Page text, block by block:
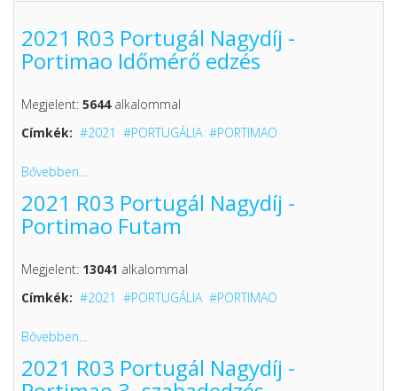
2021 R03 Portugál Nagydíj -
Portimao Időmérő edzés
Megjelent: 5644alkalommal
Címkék:
2021 PORTUGÁLIA PORTIMAO
Bővebben...
2021 R03 Portugál Nagydíj -
Portimao Futam
Megjelent: 13041 alkalommal
Címkék:
2021 PORTUGÁLIA PORTIMAO
Bővebben...
2021 R03 Portugál Nagydíj -